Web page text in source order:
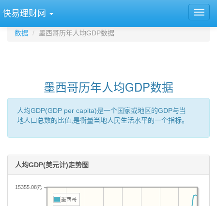
快易理财网
数据 墨西哥历年人均GDP数据
墨西哥历年人均GDP数据
人均GDP(GDP per capita)是一个国家或地区的GDP与当
地人口总数的比值,是衡量当地人民生活水平的一个指标。
人均GDP(美元计)走势图
15355.08元
墨西哥